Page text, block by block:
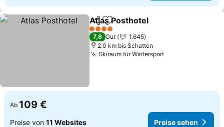
TeilenZu Favoriten hinzufügen
Atlas Posthotel
4 Sterne
7,6 Gut
1.645
2.0 km bis Schatten
Skiraum für Wintersport
Ab 109 €
Preise von 11 Websites Preise sehen